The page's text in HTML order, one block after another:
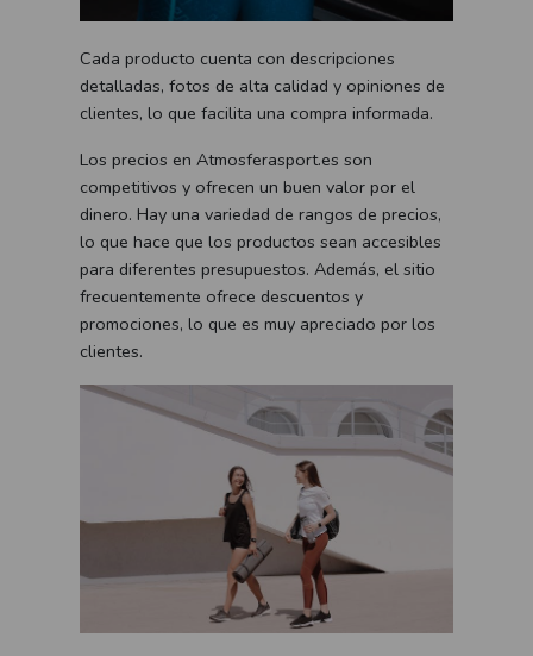
Cada producto cuenta con descripciones
detalladas, fotos de alta calidad y opiniones de
clientes, lo que facilita una compra informada.
Los precios en Atmosferasport.es son
competitivos y ofrecen un buen valor por el
dinero. Hay una variedad de rangos de precios,
lo que hace que los productos sean accesibles
para diferentes presupuestos. Además, el sitio
frecuentemente ofrece descuentos y
promociones, lo que es muy apreciado por los
clientes.